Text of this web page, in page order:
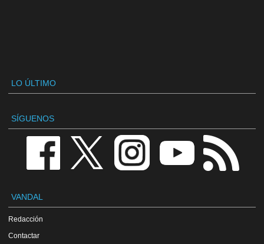
LO ÚLTIMO
SÍGUENOS
VANDAL
Redacción
Contactar